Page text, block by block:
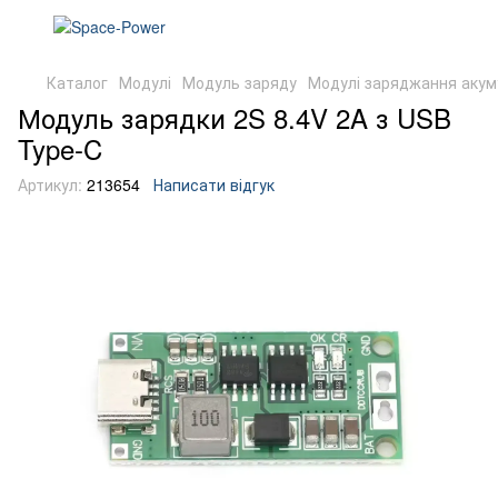
Каталог Модулі Модуль заряду Модулі заряджання
Модуль зарядки 2S 8.4V 2A з USB
Type-C
Артикул: 213654 Написати відгук